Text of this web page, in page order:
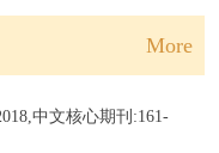
More
中文核心期刊:161-